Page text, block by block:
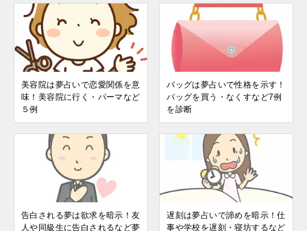
美容院は夢占いで恋愛関係を意
味！美容院に行く・パーマなど
５例
バッグは夢占いで性格を示す！
バッグを買う・なくすなど7例
を診断
告白される夢は欲求を暗示！友
人や同級生に告白されるなど夢
遅刻は夢占いで諦めを暗示！仕
事や学校を遅刻・寝坊するなど